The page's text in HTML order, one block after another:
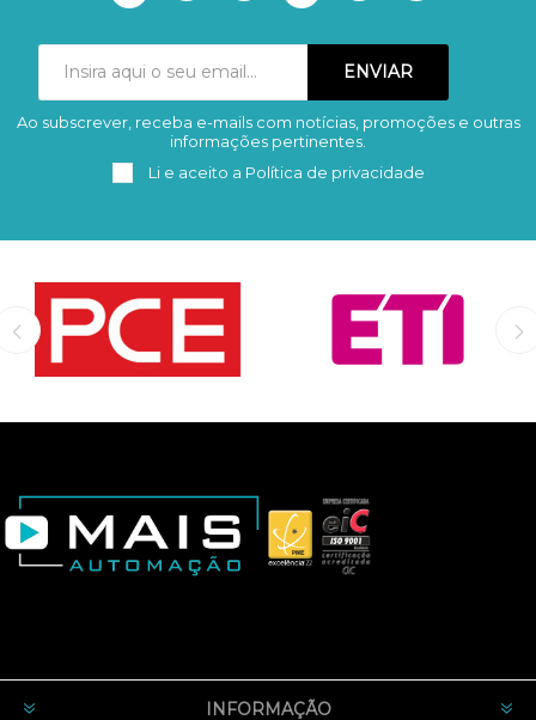
Subscrever Remover
Ao subscrever, receba e-mails com notícias, promoções e outras
informações pertinentes.
Li e aceito a Política de privacidade
INFORMAÇÃO